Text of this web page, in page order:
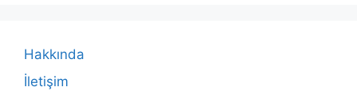
Hakkında
İletişim